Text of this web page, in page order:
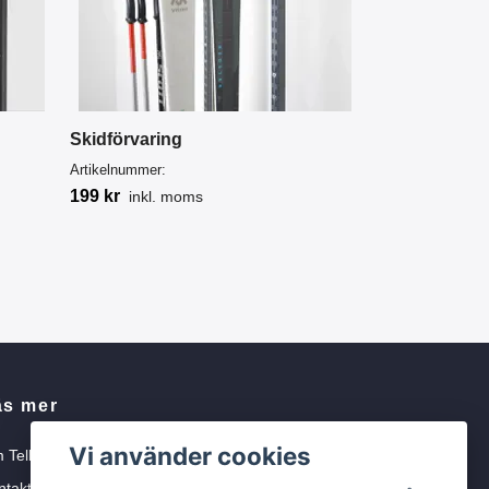
Skidförvaring
Artikelnummer:
199 kr inkl. moms
mer
Tellbe
Vi använder cookies